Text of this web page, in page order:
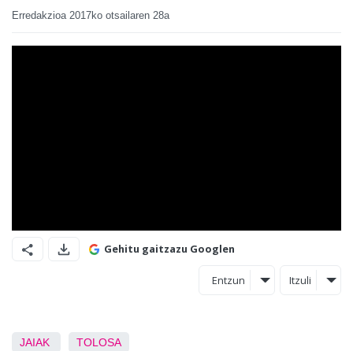
Erredakzioa 2017ko otsailaren 28a
Gehitu gaitzazu Googlen
Entzun Itzuli
JAIAK TOLOSA